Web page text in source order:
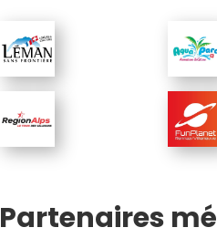
Partenaires